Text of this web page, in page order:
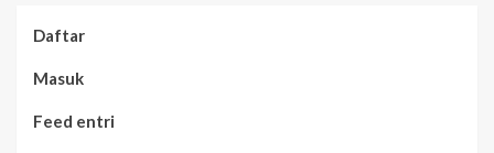
Daftar
Masuk
Feed entri